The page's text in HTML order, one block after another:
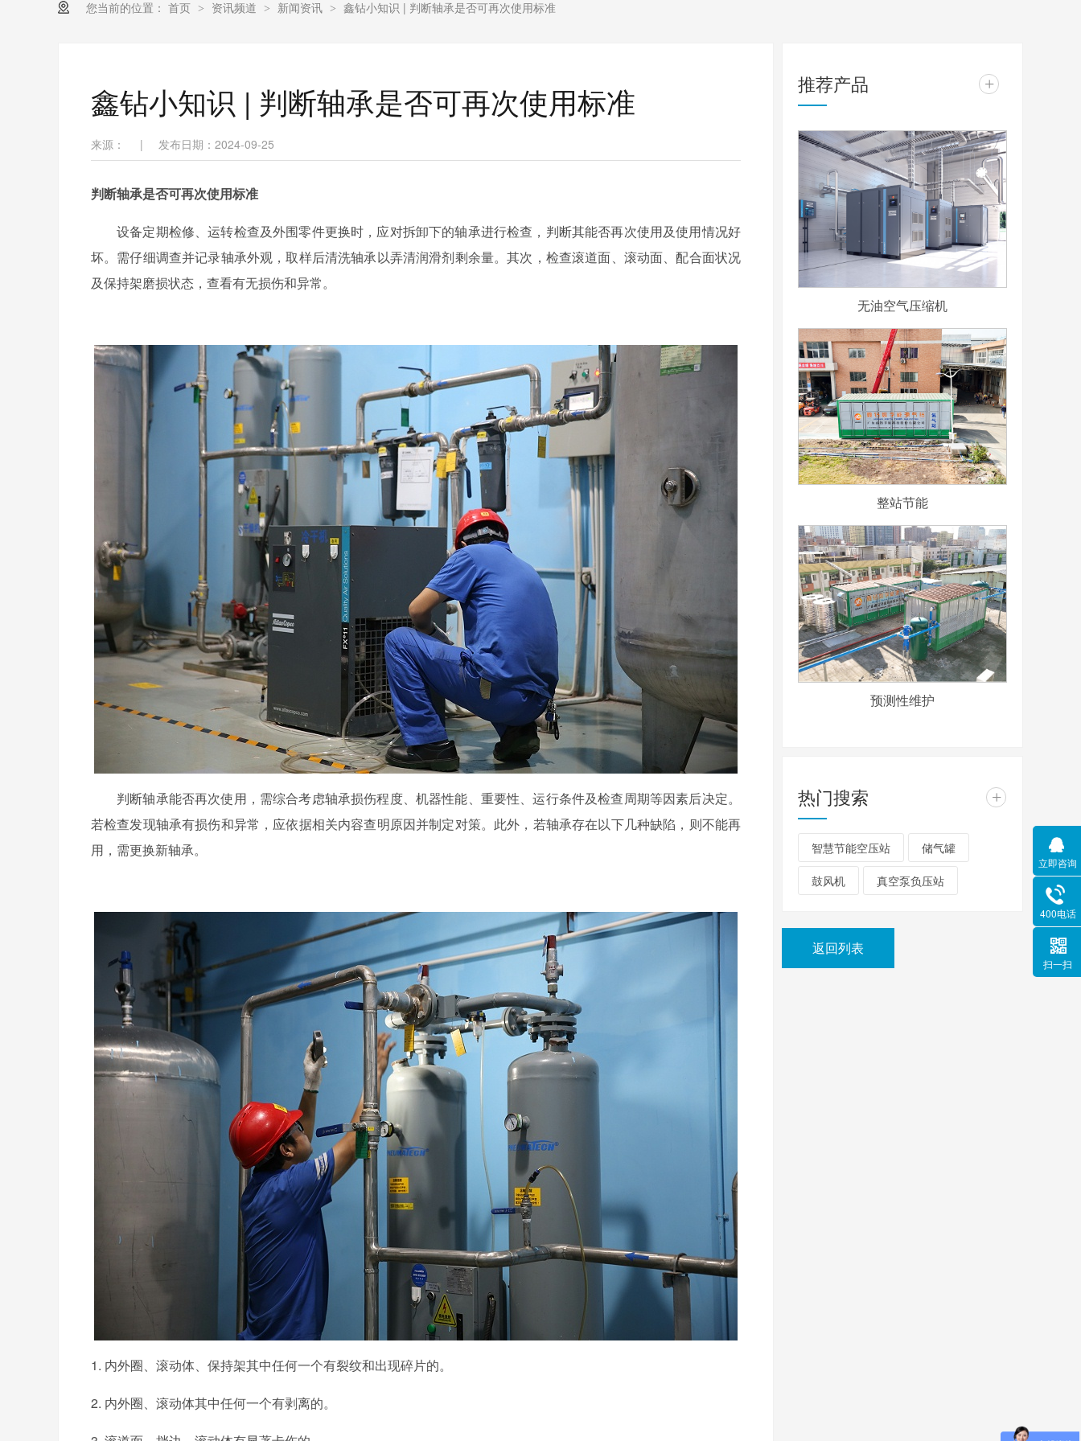
您当前的位置： 首页 > 资讯频道 > 新闻资讯 > 鑫钻小知识 | 判断轴承是否可再次使用标准
鑫钻小知识 | 判断轴承是否可再次使用标准
来源： | 发布日期：2024-09-25
判断轴承是否可再次使用标准
设备定期检修、运转检查及外围零件更换时，应对拆卸下的轴承进行检查，判断其能否再次使用及使用情况好
坏。需仔细调查并记录轴承外观，取样后清洗轴承以弄清润滑剂剩余量。其次，检查滚道面、滚动面、配合面状况
及保持架磨损状态，查看有无损伤和异常。
判断轴承能否再次使用，需综合考虑轴承损伤程度、机器性能、重要性、运行条件及检查周期等因素后决定。
若检查发现轴承有损伤和异常，应依据相关内容查明原因并制定对策。此外，若轴承存在以下几种缺陷，则不能再
用，需更换新轴承。
1. 内外圈、滚动体、保持架其中任何一个有裂纹和出现碎片的。
2. 内外圈、滚动体其中任何一个有剥离的。
推荐产品 +
无油空气压缩机
整站节能
预测性维护
热门搜索 +
智慧节能空压站 储气罐
鼓风机 真空泵负压站
返回列表
立即咨询
400电话
扫一扫